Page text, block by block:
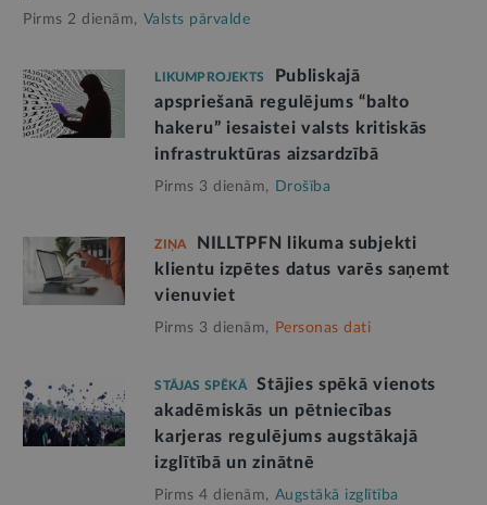
Pirms 2 dienām, Valsts pārvalde
LIKUMPROJEKTS
Publiskajā
apspriešanā regulējums “balto
hakeru” iesaistei valsts kritiskās
infrastruktūras aizsardzībā
Pirms 3 dienām, Drošība
ZIŅA
NILLTPFN likuma subjekti
klientu izpētes datus varēs saņemt
vienuviet
Pirms 3 dienām, Personas dati
STĀJAS SPĒKĀ
Stājies spēkā vienots
akadēmiskās un pētniecības
karjeras regulējums augstākajā
izglītībā un zinātnē
Pirms 4 dienām, Augstākā izglītība